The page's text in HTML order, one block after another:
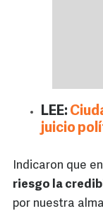
LEE:
juicio
Indicaron que
riesgo la
por nuestra